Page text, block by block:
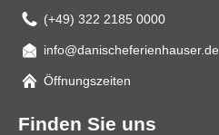
(+49) 322 2185 0000
Mail
info@danischeferienhauser.de
Öffnungszeiten
Finden Sie uns